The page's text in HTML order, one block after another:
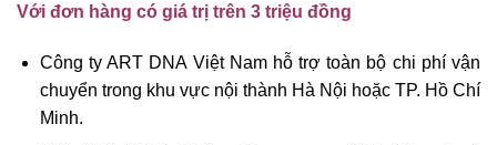
Với đơn hàng có giá trị trên 3 triệu đồng
Công ty ART DNA Việt Nam hỗ trợ toàn bộ chi phí vận
chuyển trong khu vực nội thành Hà Nội hoặc TP. Hồ Chí
Minh.